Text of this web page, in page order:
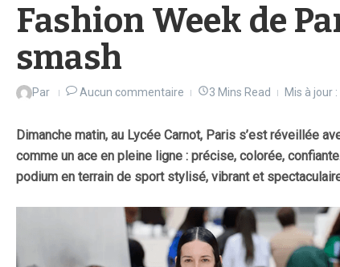
Fashion Week de
smash
Par Aucun commentaire 3 Mins Read Mis à jour
Dimanche matin, au Lycée Carnot, Paris s’est réveillée
comme un ace en pleine ligne : précise, colorée,
podium en terrain de sport stylisé, vibrant et